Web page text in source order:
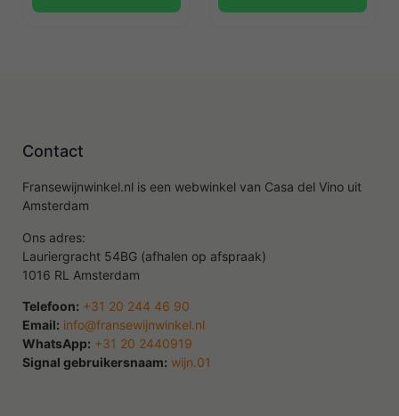
Contact
Fransewijnwinkel.nl is een webwinkel van Casa del Vino uit
Amsterdam
Ons adres:
Lauriergracht 54BG (afhalen op afspraak)
1016 RL Amsterdam
Telefoon: +31 20 244 46 90
Email: info@fransewijnwinkel.nl
WhatsApp: +31 20 2440919
Signal gebruikersnaam: wijn.01